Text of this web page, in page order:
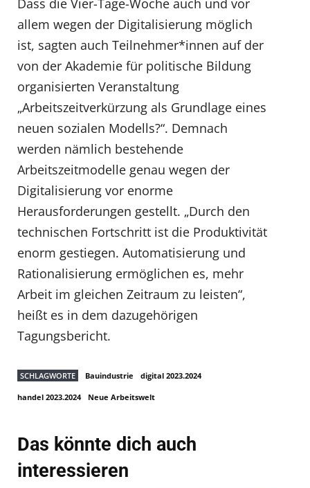
Dass die Vier-Tage-Woche auch und vor
allem wegen der Digitalisierung möglich
ist, sagten auch Teilnehmer*innen auf der
von der Akademie für politische Bildung
organisierten Veranstaltung
„Arbeitszeitverkürzung als Grundlage eines
neuen sozialen Modells?“. Demnach
werden nämlich bestehende
Arbeitszeitmodelle genau wegen der
Digitalisierung vor enorme
Herausforderungen gestellt. „Durch den
technischen Fortschritt ist die Produktivität
enorm gestiegen. Automatisierung und
Rationalisierung ermöglichen es, mehr
Arbeit im gleichen Zeitraum zu leisten“,
heißt es in dem dazugehörigen
Tagungsbericht.
SCHLAGWORTE Bauindustrie digital 2023.2024
handel 2023.2024 Neue Arbeitswelt
Das könnte dich auch
interessieren